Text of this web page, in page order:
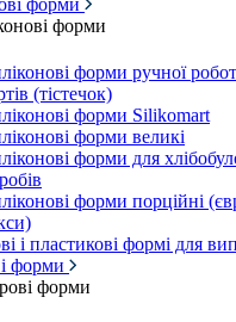
форми
форми
форми ручної
(тістечок)
форми Silikomart
форми великі
форми для
форми порційні
і пластикові формі для
форми
форми